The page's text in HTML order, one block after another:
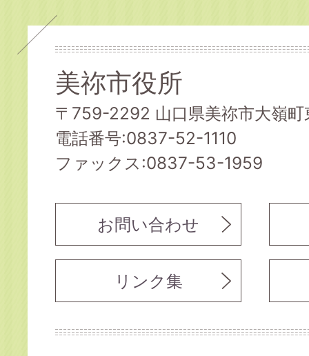
美祢市役所
〒759-2292 山口県美祢市大嶺
電話番号:0837-52-1110
ファックス:0837-53-1959
お問い合わせ
リンク集